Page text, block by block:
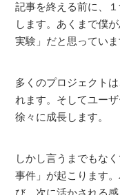
記事を終える前に、
します。あくまで僕
実験」だと思っていま
多くのプロジェクト
れます。そしてユー
徐々に成長します。
しかし言うまでもな
事件」が起こります